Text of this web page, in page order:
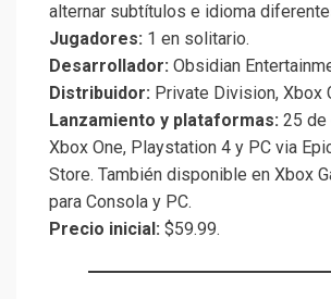
alternar subtítulos e idioma
Jugadores: 1 en solitario.
Desarrollador: Obsidian
Distribuidor: Private Division, Xbox
Lanzamiento y plataformas: 25 de
Xbox One, Playstation 4 y PC via
Store. También disponible en Xbox
para Consola y PC.
Precio inicial: $59.99.